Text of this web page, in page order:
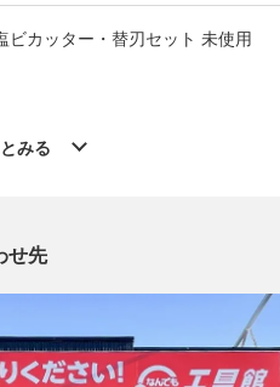
ビカッター・替刃セット 未使用
公式オンラインストアの出
みる
せ先